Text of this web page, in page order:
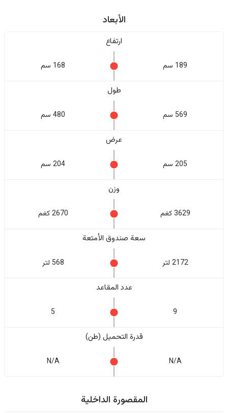
الأبعاد
ارتفاع
189 سم 168 سم
طول
569 سم 480 سم
عرض
205 سم 204 سم
وزن
3629 كغم 2670 كغم
سعة صندوق الأمتعة
2172 لتر 568 لتر
عدد المقاعد
9
5
قدرة التحميل (طن)
N/A
N/A
المقصورة الداخلية